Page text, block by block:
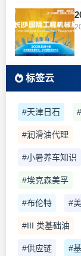
标签云
#天津日石
#润滑油代理
#小暑养车知识
#埃克森美孚
#布伦特 #
#III 类基础油
#供应链 #